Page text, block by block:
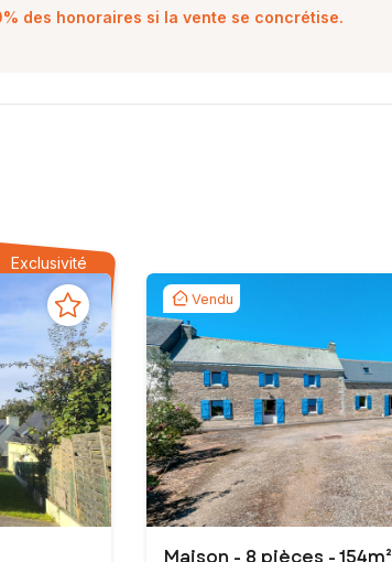
des honoraires si la vente se concrétise.
Exclusivité
Vendu